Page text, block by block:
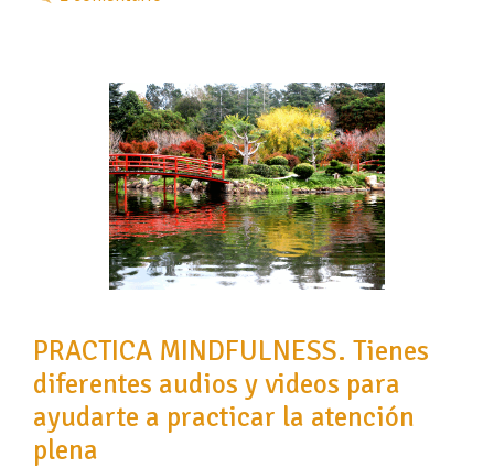
PRACTICA MINDFULNESS. Tienes
diferentes audios y videos para
ayudarte a practicar la atención
plena